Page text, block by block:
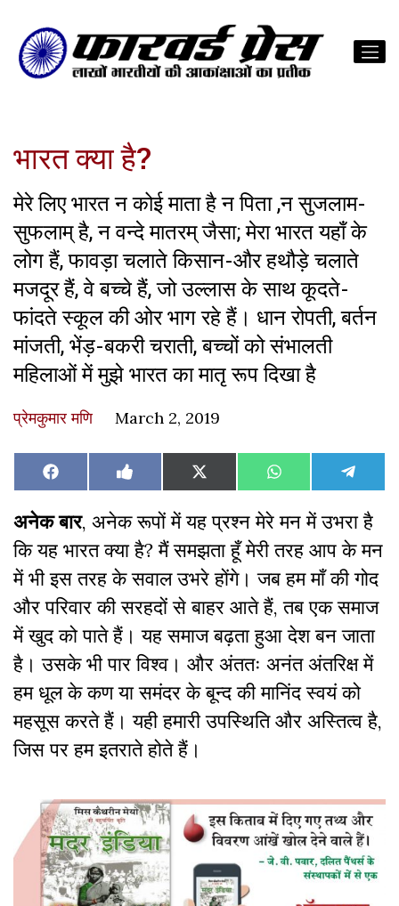
भारत क्या है?
मेरे लिए भारत न कोई माता है न पिता ,न सुजलाम-
सुफलाम् है, न वन्दे मातरम् जैसा; मेरा भारत यहाँ के
लोग हैं, फावड़ा चलाते किसान-और हथौड़े चलाते
मजदूर हैं, वे बच्चे हैं, जो उल्लास के साथ कूदते-
फांदते स्कूल की ओर भाग रहे हैं। धान रोपती, बर्तन
मांजती, भेंड़-बकरी चराती, बच्चों को संभालती
महिलाओं में मुझे भारत का मातृ रूप दिखा है
प्रेमकुमार मणि March 2, 2019
Share
on
Facebook Share
on
Like
on
Facebook
Share
on
X
(Twitter)
Share
on
WhatsAppShare
on
अनेक बार, अनेक रूपों में यह प्रश्न मेरे मन में उभरा है
कि यह भारत क्या है? मैं समझता हूँ मेरी तरह आप के मन
में भी इस तरह के सवाल उभरे होंगे। जब हम माँ की गोद
और परिवार की सरहदों से बाहर आते हैं, तब एक समाज
में खुद को पाते हैं। यह समाज बढ़ता हुआ देश बन जाता
है। उसके भी पार विश्व। और अंततः अनंत अंतरिक्ष में
हम धूल के कण या समंदर के बून्द की मानिंद स्वयं को
महसूस करते हैं। यही हमारी उपस्थिति और अस्तित्व है,
जिस पर हम इतराते होते हैं।